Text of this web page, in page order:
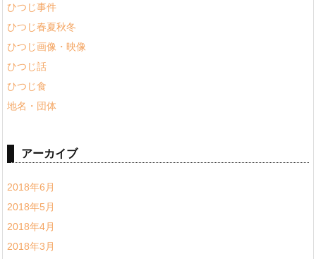
ひつじ事件
ひつじ春夏秋冬
ひつじ画像・映像
ひつじ話
ひつじ食
地名・団体
アーカイブ
2018年6月
2018年5月
2018年4月
2018年3月